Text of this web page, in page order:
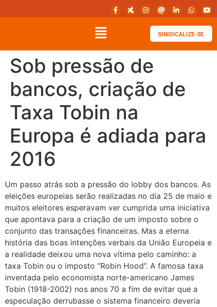
SINIDICALIZE-SE
Sob pressão de
bancos, criação de
Taxa Tobin na
Europa é adiada para
2016
Um passo atrás sob a pressão do lobby dos bancos. As
eleições europeias serão realizadas no dia 25 de maio e
muitos eleitores esperavam ver cumprida uma iniciativa
que apontava para a criação de um imposto sobre o
conjunto das transações financeiras. Mas a eterna
história das boas intenções verbais da União Europeia e
a realidade deixou uma nova vítima pelo caminho: a
taxa Tobin ou o imposto “Robin Hood”. A famosa taxa
inventada pelo economista norte-americano James
Tobin (1918-2002) nos anos 70 a fim de evitar que a
especulação derrubasse o sistema financeiro deveria